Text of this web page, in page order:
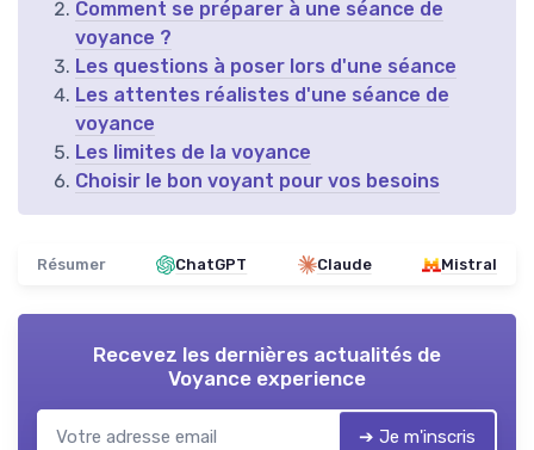
Comment se préparer à une séance de
voyance ?
Les questions à poser lors d'une séance
Les attentes réalistes d'une séance de
voyance
Les limites de la voyance
Choisir le bon voyant pour vos besoins
Résumer ChatGPT Claude Mistral
Recevez les dernières actualités de
Voyance experience
➔ Je m'inscris